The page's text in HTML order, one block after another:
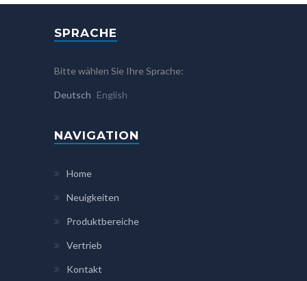
SPRACHE
Bitte wählen Sie Ihre Sprache:
Deutsch English
NAVIGATION
Home
Neuigkeiten
Produktbereiche
Vertrieb
Kontakt